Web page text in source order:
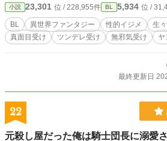
小説 23,301 位 / 228,955件 BL 5,934 位 /
BL 異世界ファンタジー 性的イジメ 生
真面目受け
ツンデレ受け 無邪気受け ヤ
最終更新日
22
元殺し屋だった俺は騎士団長に溺愛